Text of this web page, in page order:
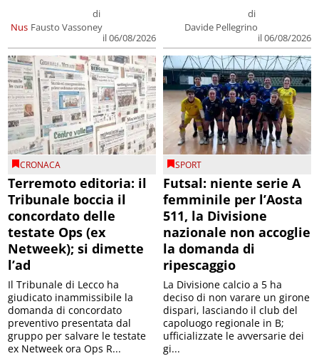
Nus
di
Fausto Vassoney
il 06/08/2026
di
Davide Pellegrino
il 06/08/2026
CRONACA
Terremoto editoria: il
Tribunale boccia il
concordato delle
testate Ops (ex
Netweek); si dimette
l’ad
Il Tribunale di Lecco ha
giudicato inammissibile la
domanda di concordato
preventivo presentata dal
gruppo per salvare le testate
ex Netweek ora Ops R...
SPORT
Futsal: niente serie A
femminile per l’Aosta
511, la Divisione
nazionale non accoglie
la domanda di
ripescaggio
La Divisione calcio a 5 ha
deciso di non varare un girone
dispari, lasciando il club del
capoluogo regionale in B;
ufficializzate le avversarie dei
gi...